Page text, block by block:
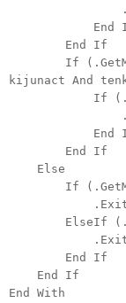
.Buy
End
End If
If
kijunact And
If (.Close()
.Sell
End
End If
Else
If
.ExitLong
ElseIf
.ExitShort
End If
End If
End With